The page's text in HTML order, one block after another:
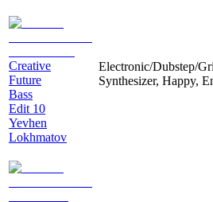
Creative
Future
Bass
Edit 10
Yevhen
Lokhmatov
Electronic/Dubstep/
Synthesizer, Happy,